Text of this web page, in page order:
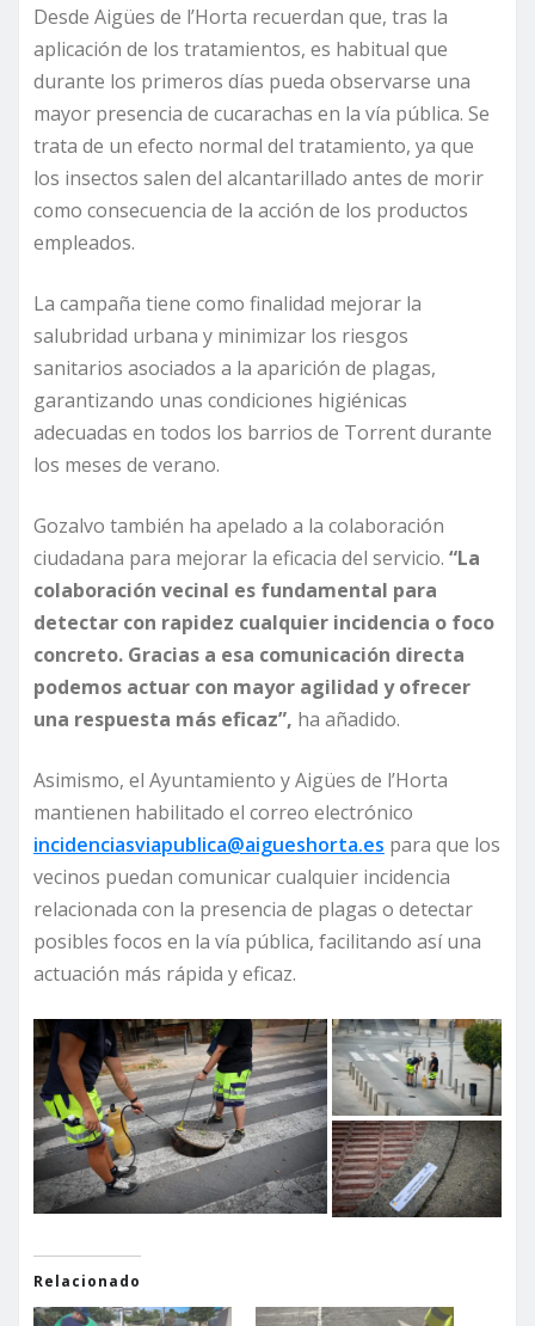
Desde Aigües de l’Horta recuerdan que, tras la
aplicación de los tratamientos, es habitual que
durante los primeros días pueda observarse una
mayor presencia de cucarachas en la vía pública. Se
trata de un efecto normal del tratamiento, ya que
los insectos salen del alcantarillado antes de morir
como consecuencia de la acción de los productos
empleados.
La campaña tiene como finalidad mejorar la
salubridad urbana y minimizar los riesgos
sanitarios asociados a la aparición de plagas,
garantizando unas condiciones higiénicas
adecuadas en todos los barrios de Torrent durante
los meses de verano.
Gozalvo también ha apelado a la colaboración
ciudadana para mejorar la eficacia del servicio. “La
colaboración vecinal es fundamental para
detectar con rapidez cualquier incidencia o foco
concreto. Gracias a esa comunicación directa
podemos actuar con mayor agilidad y ofrecer
una respuesta más eficaz”, ha añadido.
Asimismo, el Ayuntamiento y Aigües de l’Horta
mantienen habilitado el correo electrónico
incidenciasviapublica@aigueshorta.es para que los
vecinos puedan comunicar cualquier incidencia
relacionada con la presencia de plagas o detectar
posibles focos en la vía pública, facilitando así una
actuación más rápida y eficaz.
Relacionado